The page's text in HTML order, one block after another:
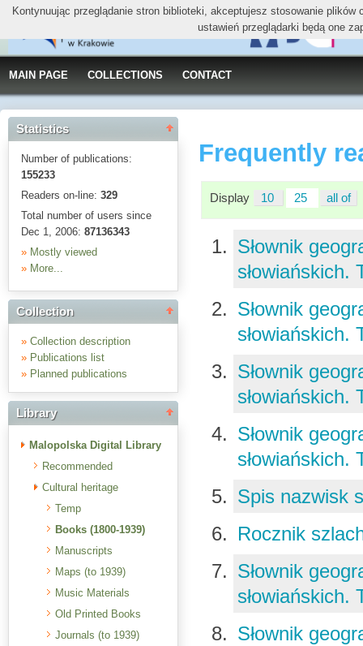
MAIN PAGE COLLECTIONS CONTACT
Statistics
Number of publications:
155233
Readers on-line: 329
Total number of users since
Dec 1, 2006: 87136343
» Mostly viewed
» More...
Collection
» Collection description
» Publications list
» Planned publications
Library
Malopolska Digital Library
Recommended
Cultural heritage
Temp
Books (1800-1939)
Manuscripts
Maps (to 1939)
Music Materials
Old Printed Books
Journals (to 1939)
Frequently
Display 10 25 all of
Słownik
Słownik
Słownik
Słownik
Spis nazwisk
Rocznik
Słownik
Słownik
Kontynuując przeglądanie stron biblioteki, akceptujesz stosowanie
ustawień przeglądarki będą one